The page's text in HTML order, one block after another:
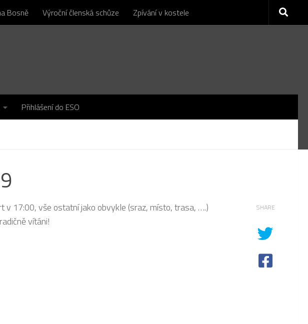
Bosně Výroční členská schůze Zpívání v kostele
Přihlášení do ESO
v 17:00, vše ostatní jako obvykle (sraz, místo, trasa, ….)
vítáni!
SHARE